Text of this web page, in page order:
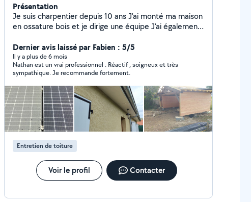
Présentation
Je suis charpentier depuis 10 ans J'ai monté ma maison
en ossature bois et je dirige une équipe J'ai également
photovoltaïques Je peux satisfaire pour des travaux de
couverture , charpente et zinguerie car je maîtrise très
bien ce domaine
Dernier avis laissé par Fabien : 5/5
Il y a plus de 6 mois
Nathan est un vrai professionnel . Réactif , soigneux et très
sympathique. Je recommande fortement.
Entretien de toiture
Voir le profil Contacter